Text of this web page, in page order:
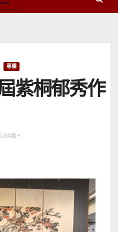
專欄
紫桐郁秀作
萬+